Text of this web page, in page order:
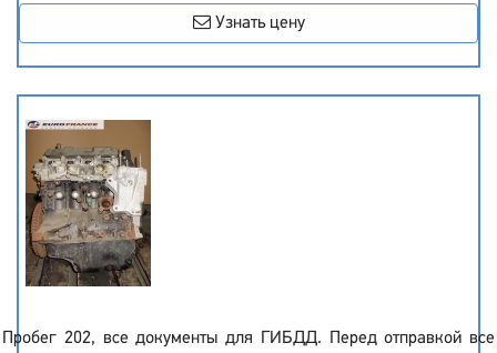
Узнать цену
Пробег 202, все документы для ГИБДД. Перед отправкой все